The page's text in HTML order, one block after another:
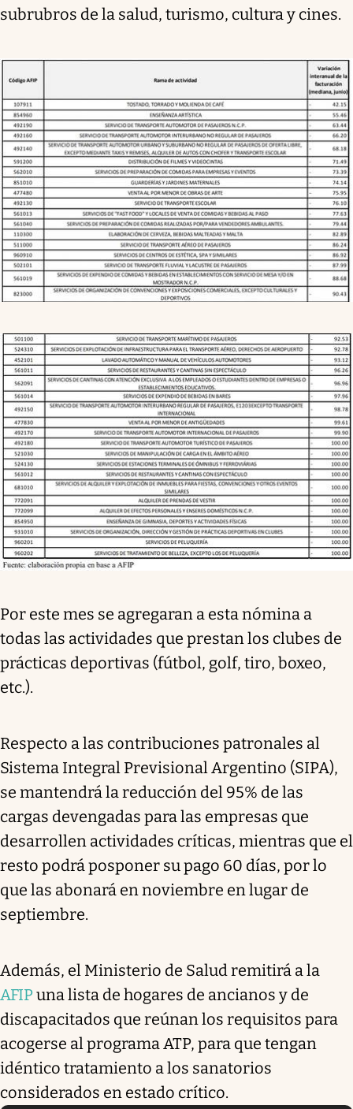
subrubros de la salud, turismo, cultura y cines.
Por este mes se agregaran a esta nómina a
todas las actividades que prestan los clubes de
prácticas deportivas (fútbol, golf, tiro, boxeo,
etc.).
Respecto a las contribuciones patronales al
Sistema Integral Previsional Argentino (SIPA),
se mantendrá la reducción del 95% de las
cargas devengadas para las empresas que
desarrollen actividades críticas, mientras que el
resto podrá posponer su pago 60 días, por lo
que las abonará en noviembre en lugar de
septiembre.
Además, el Ministerio de Salud remitirá a la
AFIPuna lista de hogares de ancianos y de
discapacitados que reúnan los requisitos para
acogerse al programa ATP, para que tengan
idéntico tratamiento a los sanatorios
considerados en estado crítico.